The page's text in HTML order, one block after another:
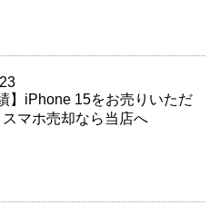
】iPhone 15をお売りいただ
マホ売却なら当店へ